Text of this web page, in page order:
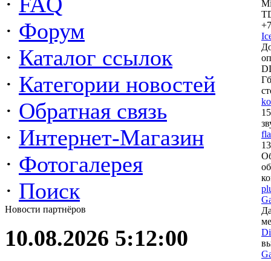
· Форум
· Каталог ссылок
· Категории новостей
· Обратная связь
· Интернет-Магазин
· Фотогалерея
· Поиск
Новости партнёров
10.08.2026 5:12:00